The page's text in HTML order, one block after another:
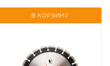
В КОРЗИНУ